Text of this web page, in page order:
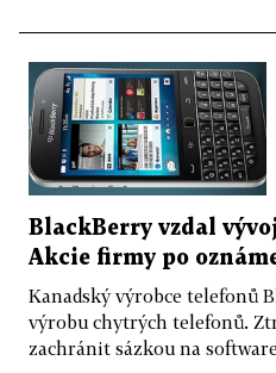
BlackBerry vzdal
Akcie firmy po
Kanadský výrobce telefonů
výrobu chytrých telefonů.
zachránit sázkou na